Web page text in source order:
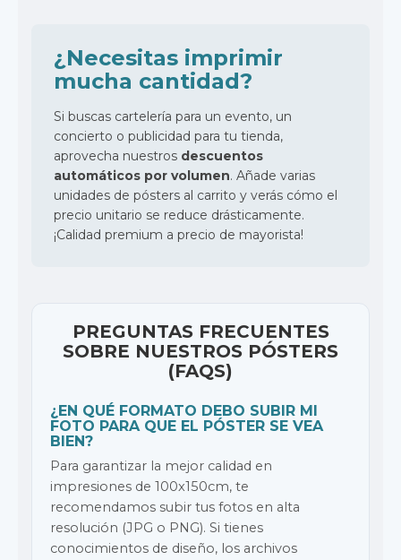
¿Necesitas imprimir
mucha cantidad?
Si buscas cartelería para un evento, un
concierto o publicidad para tu tienda,
aprovecha nuestros descuentos
automáticos por volumen. Añade varias
unidades de pósters al carrito y verás cómo el
precio unitario se reduce drásticamente.
¡Calidad premium a precio de mayorista!
PREGUNTAS FRECUENTES
SOBRE NUESTROS PÓSTERS
(FAQS)
¿EN QUÉ FORMATO DEBO SUBIR MI
FOTO PARA QUE EL PÓSTER SE VEA
BIEN?
Para garantizar la mejor calidad en
impresiones de 100x150cm, te
recomendamos subir tus fotos en alta
resolución (JPG o PNG). Si tienes
conocimientos de diseño, los archivos